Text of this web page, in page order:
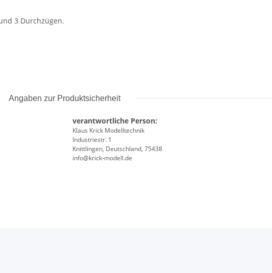
3 Durchzügen.
Angaben zur Produktsicherheit
verantwortliche Person:
Klaus Krick Modelltechnik
Industriestr. 1
Knittlingen, Deutschland, 75438
info@krick-modell.de